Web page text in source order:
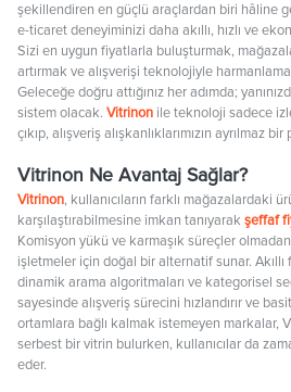
şekillendiren en güçlü araçlardan biri hâline
e-ticaret deneyiminizi daha akıllı, hızlı ve
Sizi en uygun fiyatlarla buluşturmak,
artırmak ve alışverişi teknolojiyle
Geleceğe doğru attığınız her adımda;
sistem olacak. Vitrinon ile teknoloji sadece
çıkıp, alışveriş alışkanlıklarımızın ayrılmaz
Vitrinon Ne Avantaj Sağlar?
Vitrinon, kullanıcıların farklı mağazalardaki
karşılaştırabilmesine imkan tanıyarak şeffaf
Komisyon yükü ve karmaşık süreçler
işletmeler için doğal bir alternatif sunar.
dinamik arama algoritmaları ve kategorisel
sayesinde alışveriş sürecini hızlandırır ve
ortamlara bağlı kalmak istemeyen markalar,
serbest bir vitrin bulurken, kullanıcılar da
eder.